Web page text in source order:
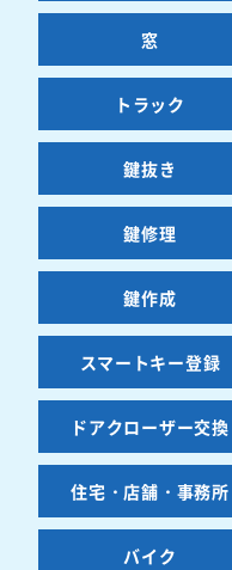
窓
トラック
鍵抜き
鍵修理
鍵作成
スマートキー登録
ドアクローザー交換
住宅・店舗・事務所
バイク